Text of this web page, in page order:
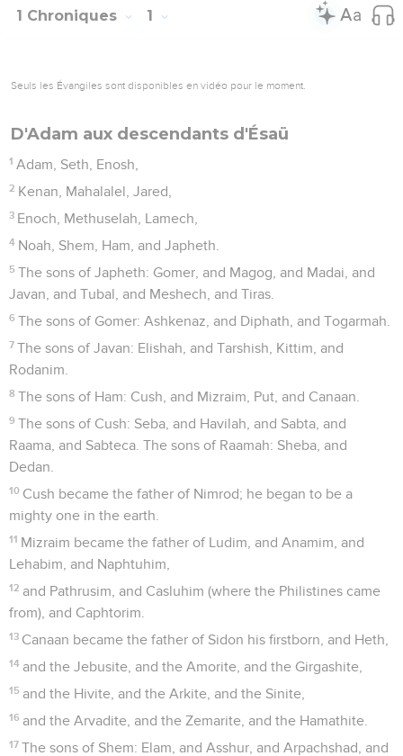
1 Chroniques 1
Seuls les Évangiles sont disponibles en vidéo pour le moment.
D'Adam aux descendants d'Ésaü
1 Adam, Seth, Enosh,
2 Kenan, Mahalalel, Jared,
3 Enoch, Methuselah, Lamech,
4 Noah, Shem, Ham, and Japheth.
5 The sons of Japheth: Gomer, and Magog, and Madai, and
Javan, and Tubal, and Meshech, and Tiras.
6 The sons of Gomer: Ashkenaz, and Diphath, and Togarmah.
7 The sons of Javan: Elishah, and Tarshish, Kittim, and
Rodanim.
8 The sons of Ham: Cush, and Mizraim, Put, and Canaan.
9 The sons of Cush: Seba, and Havilah, and Sabta, and
Raama, and Sabteca. The sons of Raamah: Sheba, and
Dedan.
10 Cush became the father of Nimrod; he began to be a
mighty one in the earth.
11 Mizraim became the father of Ludim, and Anamim, and
Lehabim, and Naphtuhim,
12 and Pathrusim, and Casluhim (where the Philistines came
from), and Caphtorim.
13 Canaan became the father of Sidon his firstborn, and Heth,
14 and the Jebusite, and the Amorite, and the Girgashite,
15 and the Hivite, and the Arkite, and the Sinite,
16 and the Arvadite, and the Zemarite, and the Hamathite.
17 The sons of Shem: Elam, and Asshur, and Arpachshad, and